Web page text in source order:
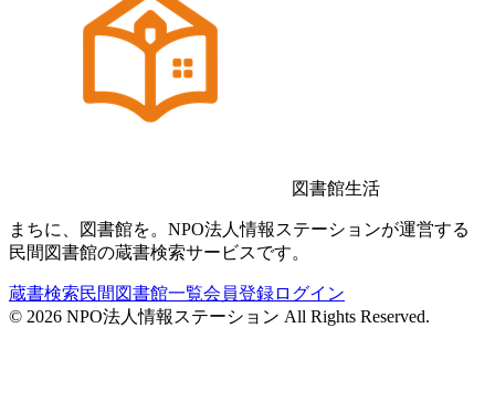
図書館生活
まちに、図書館を。NPO法人情報ステーションが運営する
民間図書館の蔵書検索サービスです。
蔵書検索民間図書館一覧会員登録ログイン
© 2026 NPO法人情報ステーション All Rights Reserved.